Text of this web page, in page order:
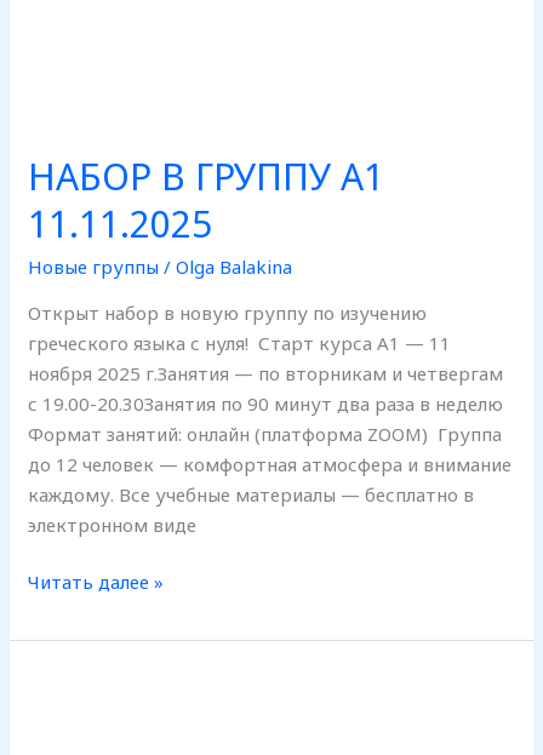
НАБОР В ГРУППУ А1
11.11.2025
Новые группы /Olga Balakina
Открыт набор в новую группу по изучению
греческого языка с нуля! Старт курса А1 — 11
ноября 2025 г.Занятия — по вторникам и четвергам
с 19.00-20.30Занятия по 90 минут два раза в неделю
Формат занятий: онлайн (платформа ZOOM) Группа
до 12 человек — комфортная атмосфера и внимание
каждому. Все учебные материалы — бесплатно в
электронном виде
Читать далее »